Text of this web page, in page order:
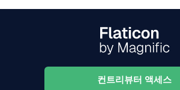
컨트리뷰터 액세스